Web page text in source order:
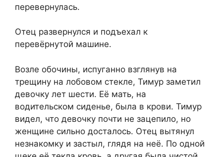
перевернулась.
Отец развернулся и подъехал к
перевёрнутой машине.
Возле обочины, испуганно взглянув на
трещину на лобовом стекле, Тимур заметил
девочку лет шести. Её мать, на
водительском сиденье, была в крови. Тимур
видел, что девочку почти не зацепило, но
женщине сильно досталось. Отец вытянул
незнакомку и застыл, глядя на неё. По одной